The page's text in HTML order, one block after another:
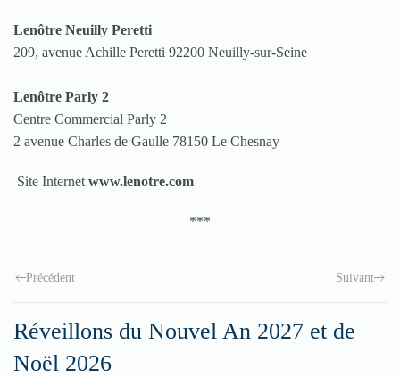
Lenôtre Neuilly Peretti
209, avenue Achille Peretti 92200 Neuilly-sur-Seine
Lenôtre Parly 2
Centre Commercial Parly 2
2 avenue Charles de Gaulle 78150 Le Chesnay
Site Internet www.lenotre.com
***
Précédent Suivant
Réveillons du Nouvel An 2027 et de
Noël 2026